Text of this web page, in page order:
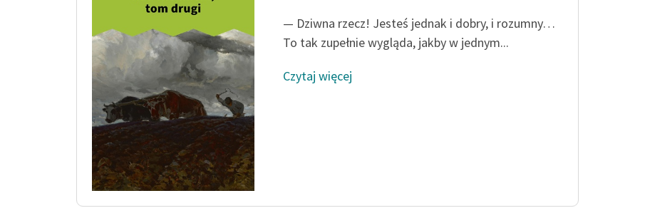
— Dziwna rzecz! Jesteś jednak i dobry, i rozumny…
To tak zupełnie wygląda, jakby w jednym...
Czytaj więcej